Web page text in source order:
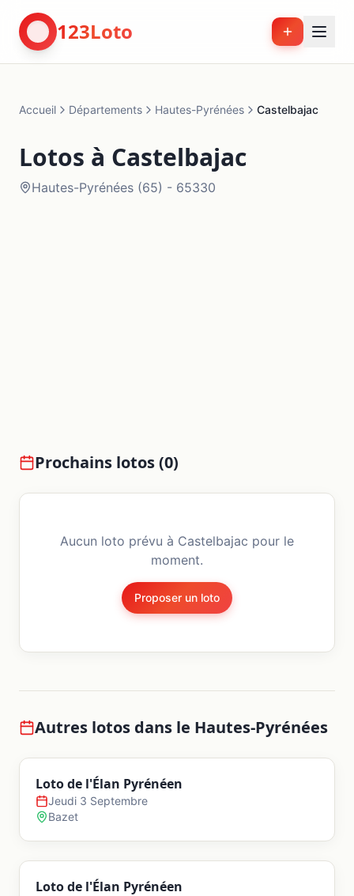
123Loto
Accueil Départements Hautes-Pyrénées Castelbajac
Lotos à Castelbajac
Hautes-Pyrénées (65) - 65330
Prochains lotos (0)
Aucun loto prévu à Castelbajac pour le
moment.
Proposer un loto
Autres lotos dans le Hautes-Pyrénées
Loto de l'Élan Pyrénéen
Jeudi 3 Septembre
Bazet
Loto de l'Élan Pyrénéen